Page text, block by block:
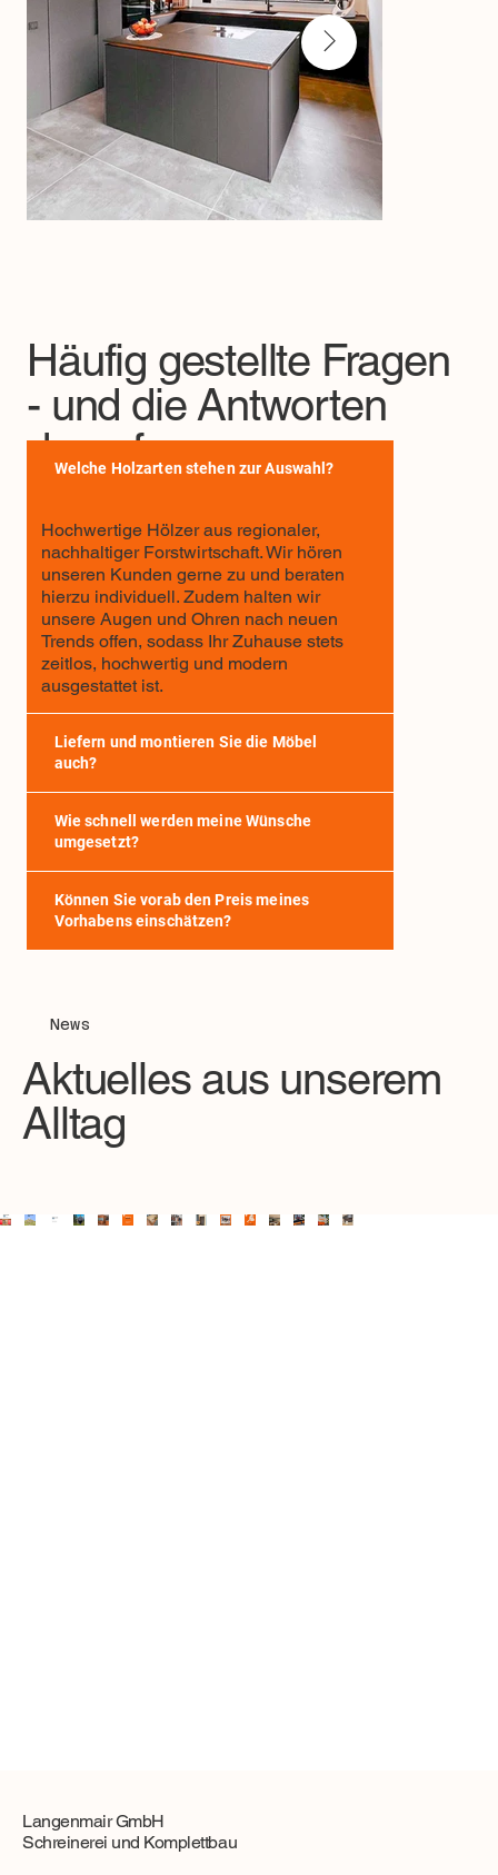
Häufig gestellte Fragen
- und die Antworten
darauf.
Welche Holzarten stehen zur Auswahl?
Hochwertige Hölzer aus regionaler,
nachhaltiger Forstwirtschaft. Wir hören
unseren Kunden gerne zu und beraten
hierzu individuell. Zudem halten wir
unsere Augen und Ohren nach neuen
Trends offen, sodass Ihr Zuhause stets
zeitlos, hochwertig und modern
ausgestattet ist.
Liefern und montieren Sie die Möbel
auch?
Wie schnell werden meine Wünsche
umgesetzt?
Können Sie vorab den Preis meines
Vorhabens einschätzen?
News
Aktuelles aus unserem
Alltag
Langenmair GmbH
Schreinerei und Komplettbau